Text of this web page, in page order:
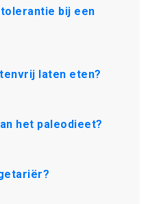
bij een
laten eten?
het paleodieet?